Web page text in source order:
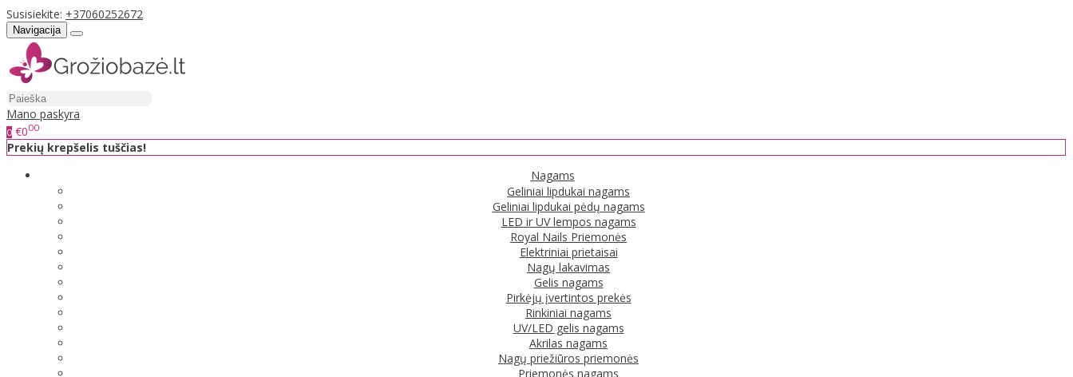
Susisiekite: +37060252672
Navigacija
Mano paskyra
0 €000
Prekių krepšelis tuščias!
Nagams
Geliniai lipdukai nagams
Geliniai lipdukai pėdų nagams
LED ir UV lempos nagams
Royal Nails Priemonės
Elektriniai prietaisai
Nagų lakavimas
Gelis nagams
Pirkėjų įvertintos prekės
Rinkiniai nagams
UV/LED gelis nagams
Akrilas nagams
Nagų priežiūros priemonės
Priemonės nagams